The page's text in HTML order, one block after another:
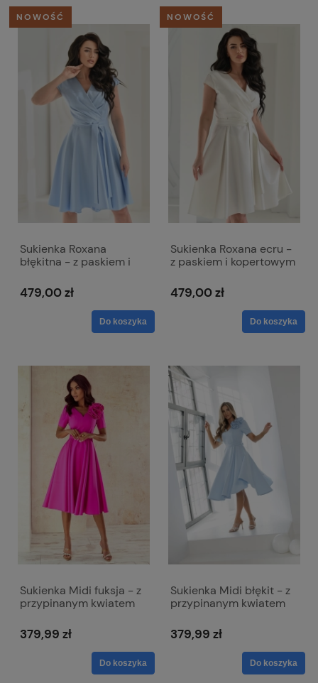
Sukienka Roxana
błękitna - z paskiem i
479,00 zł
Do koszyka
NOWOŚĆ
Sukienka Roxana ecru -
z paskiem i kopertowym
479,00 zł
Do koszyka
NOWOŚĆ
Sukienka Midi fuksja - z
przypinanym kwiatem
379,99 zł
Do koszyka
Sukienka Midi błękit - z
przypinanym kwiatem
379,99 zł
Do koszyka